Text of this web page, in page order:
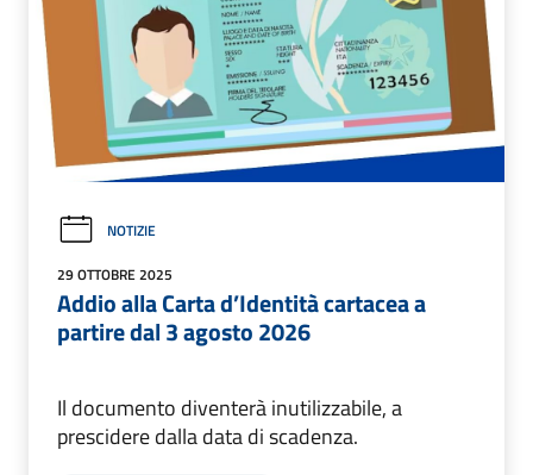
NOTIZIE
29 OTTOBRE 2025
Addio alla Carta d’Identità cartacea a
partire dal 3 agosto 2026
Il documento diventerà inutilizzabile, a
prescidere dalla data di scadenza.